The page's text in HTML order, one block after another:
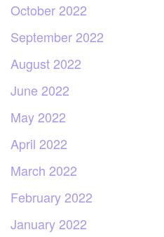
October 2022
September 2022
August 2022
June 2022
May 2022
April 2022
March 2022
February 2022
January 2022